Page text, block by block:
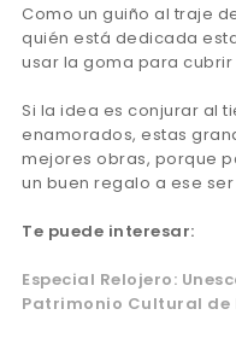
Como un guiño al traje
quién está dedicada
usar la goma para
Si la idea es conjurar al
enamorados, estas
mejores obras, porque
un buen regalo a ese
Te puede interesar:
Especial Relojero:
Patrimonio Cultural de